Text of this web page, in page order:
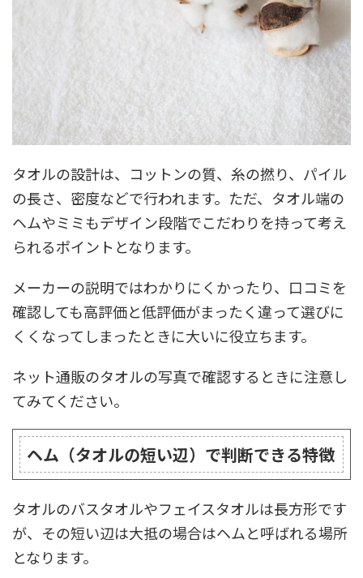
タオルの設計は、コットンの質、糸の撚り、パイル
の長さ、密度などで行われます。ただ、タオル端の
ヘムやミミもデザイン段階でこだわりを持って考え
られるポイントとなります。
メーカーの説明ではわかりにくかったり、口コミを
確認しても高評価と低評価がまったく違って選びに
くくなってしまったときに大いに役立ちます。
ネット通販のタオルの写真で確認するときに注意し
てみてください。
ヘム（タオルの短い辺）で判断できる特徴
タオルのバスタオルやフェイスタオルは長方形です
が、その短い辺は大抵の場合はヘムと呼ばれる場所
となります。